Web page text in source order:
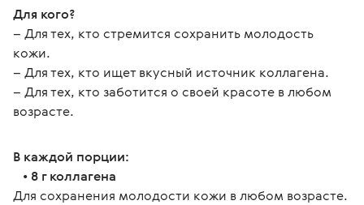
Для кого?
– Для тех, кто стремится сохранить молодость
кожи.
– Для тех, кто ищет вкусный источник коллагена.
– Для тех, кто заботится о своей красоте в любом
возрасте.
В каждой порции:
• 8 г коллагена
Для сохранения молодости кожи в любом возрасте.